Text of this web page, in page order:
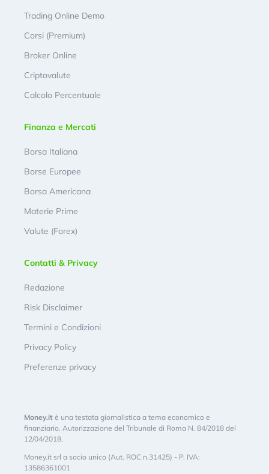
Trading Online Demo
Corsi (Premium)
Broker Online
Criptovalute
Calcolo Percentuale
Finanza e Mercati
Borsa Italiana
Borse Europee
Borsa Americana
Materie Prime
Valute (Forex)
Contatti & Privacy
Redazione
Risk Disclaimer
Termini e Condizioni
Privacy Policy
Preferenze privacy
Money.it è una testata giornalistica a tema economico e
finanziario. Autorizzazione del Tribunale di Roma N. 84/2018 del
12/04/2018.
Money.it srl a socio unico (Aut. ROC n.31425) - P. IVA:
13586361001